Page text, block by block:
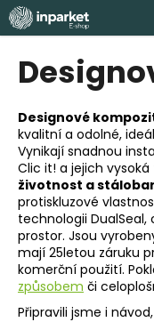
Přejít
na
obsah
Designové
kvalitní a odolné,
Vynikají snadnou
Clic it! a jejich
životnost a
protiskluzové
technologii
prostor. Jsou
mají 25letou záruku
komerční použití.
způsobem či
Připravili jsme i návod,
K
o
o
p
o
t
ř
e
b
u
j